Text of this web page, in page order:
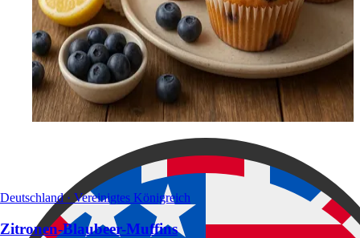
Deutschland · Vereinigtes Königreich
Zitronen-Blaubeer-Muffins